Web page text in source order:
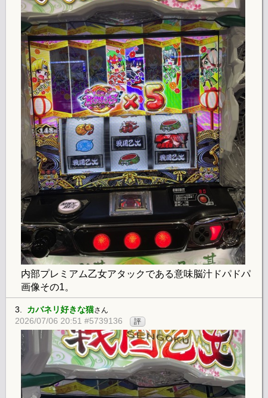
内部プレミアム乙女アタックである意味脳汁ドパドパ
画像その1。
3. カバネリ好きな猫さん
2026/07/06 20:51 #5739136 評